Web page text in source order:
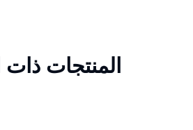
المنتجات ذات